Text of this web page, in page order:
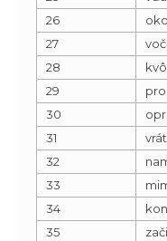
26
27
28
29
30
31
32
33
34
35